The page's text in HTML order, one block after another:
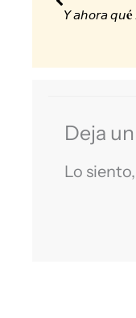
𝘠 𝘢𝘩𝘰𝘳𝘢
Deja
Lo